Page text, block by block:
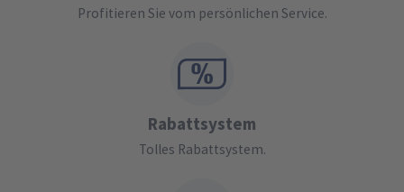
Profitieren Sie vom persönlichen Service.
Rabattsystem
Tolles Rabattsystem.